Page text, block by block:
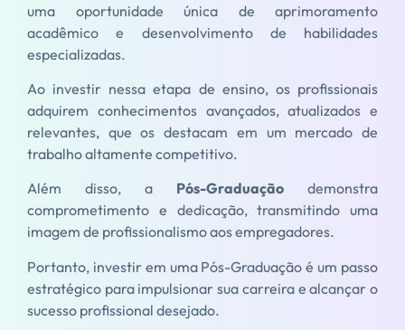
uma oportunidade única de aprimoramento
acadêmico e desenvolvimento de habilidades
especializadas.
Ao investir nessa etapa de ensino, os profissionais
adquirem conhecimentos avançados, atualizados e
relevantes, que os destacam em um mercado de
trabalho altamente competitivo.
Além disso, a Pós-Graduação demonstra
comprometimento e dedicação, transmitindo uma
imagem de profissionalismo aos empregadores.
Portanto, investir em uma Pós-Graduação é um passo
estratégico para impulsionar sua carreira e alcançar o
sucesso profissional desejado.